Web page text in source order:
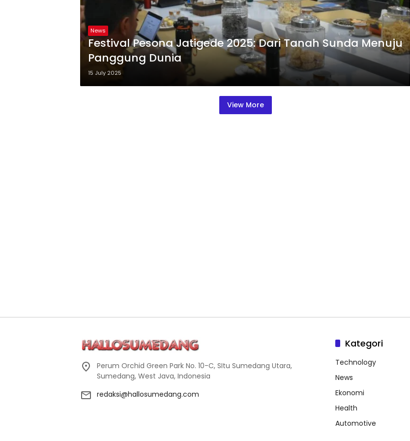
News
Festival Pesona Jatigede 2025: Dari Tanah Sunda Menuju
Panggung Dunia
15 July 2025
View More
Perum Orchid Green Park No. 10-C, SItu Sumedang Utara,
Sumedang, West Java, Indonesia
redaksi@hallosumedang.com
Kategori
Technology
News
Ekonomi
Health
Automotive